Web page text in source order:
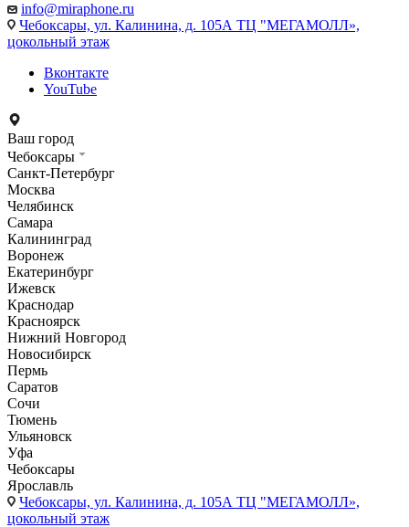
info@miraphone.ru
Чебоксары, ул. Калинина, д. 105А ТЦ "МЕГАМОЛЛ»,
цокольный этаж
Вконтакте
YouTube
Ваш город
Чебоксары
Санкт-Петербург
Москва
Челябинск
Самара
Калининград
Воронеж
Екатеринбург
Ижевск
Краснодар
Красноярск
Нижний Новгород
Новосибирск
Пермь
Саратов
Сочи
Тюмень
Ульяновск
Уфа
Чебоксары
Ярославль
Чебоксары, ул. Калинина, д. 105А ТЦ "МЕГАМОЛЛ»,
цокольный этаж